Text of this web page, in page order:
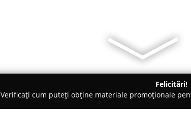
Felicitări!
Verificați cum puteți obține materiale promoționale